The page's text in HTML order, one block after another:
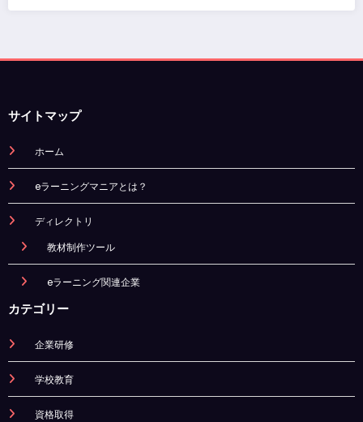
サイトマップ
ホーム
eラーニングマニアとは？
ディレクトリ
教材制作ツール
eラーニング関連企業
カテゴリー
企業研修
学校教育
資格取得